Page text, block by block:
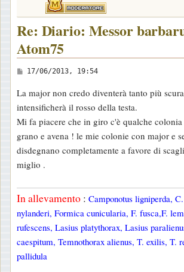
Re: Diario: Messor
Atom75
M
s
s
a
g
g
i
17/06/2013, 19:54
La major non credo diventerà tanto più
intensificherà il rosso della testa.
Mi fa piacere che in giro c'è qualche colonia
grano e avena ! le mie colonie con major e
disdegnano completamente a favore di
miglio .
In allevamento : Camponotus ligniperda,
nylanderi, Formica cunicularia, F. fusca,F.
rufescens, Lasius platythorax, Lasius
caespitum, Temnothorax alienus, T. exilis, T.
pallidula